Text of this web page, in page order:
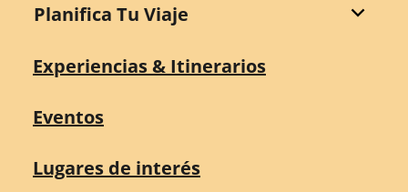
Planifica Tu Viaje
Experiencias & Itinerarios
Eventos
Lugares de interés